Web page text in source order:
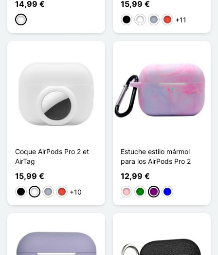
14,99 €
Blanco
15,99 €
NegroBlanco
Gris Rojo+11
Coque AirPods Pro 2 et
AirTag
15,99 €
NegroBlanco
Gris Rojo+10
Estuche estilo mármol
para los AirPods Pro 2
12,99 €
RosaVerdePúrpura
Azul